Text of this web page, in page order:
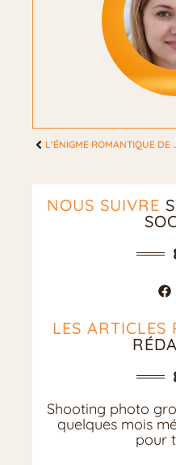
L’ÉNIGME ROMANTIQUE DE
NOUS SUIVRE
LES ARTICLES
Shooting photo
quelques mois
pour